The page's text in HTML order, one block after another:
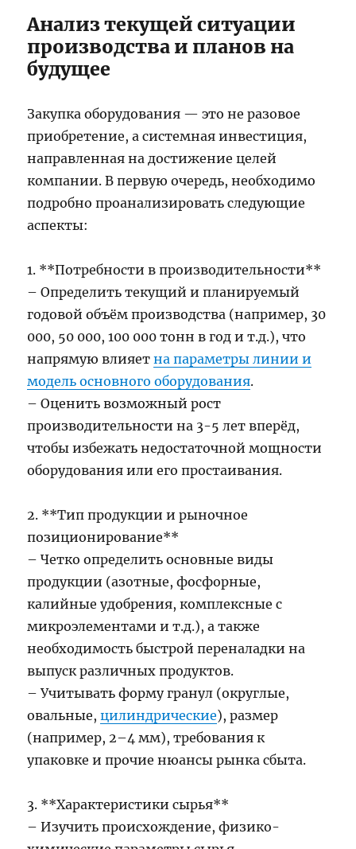
Анализ текущей ситуации
производства и планов на
будущее
Закупка оборудования — это не разовое
приобретение, а системная инвестиция,
направленная на достижение целей
компании. В первую очередь, необходимо
подробно проанализировать следующие
аспекты:
1. **Потребности в производительности**
– Определить текущий и планируемый
годовой объём производства (например, 30
000, 50 000, 100 000 тонн в год и т.д.), что
напрямую влияетна параметры линии и
модель основного оборудования.
– Оценить возможный рост
производительности на 3-5 лет вперёд,
чтобы избежать недостаточной мощности
оборудования или его простаивания.
2. **Тип продукции и рыночное
позиционирование**
– Четко определить основные виды
продукции (азотные, фосфорные,
калийные удобрения, комплексные с
микроэлементами и т.д.), а также
необходимость быстрой переналадки на
выпуск различных продуктов.
– Учитывать форму гранул (округлые,
овальные,цилиндрические), размер
(например, 2–4 мм), требования к
упаковке и прочие нюансы рынка сбыта.
3. **Характеристики сырья**
– Изучить происхождение, физико-